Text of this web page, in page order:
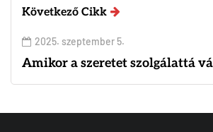
Következő Cikk
2025. szeptember 5.
Amikor a szeretet szolgálattá